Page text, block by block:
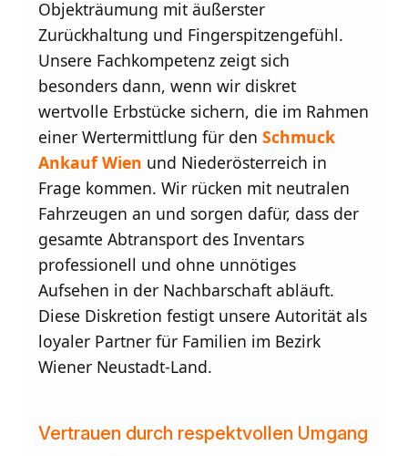
Objekträumung mit äußerster
Zurückhaltung und Fingerspitzengefühl.
Unsere Fachkompetenz zeigt sich
besonders dann, wenn wir diskret
wertvolle Erbstücke sichern, die im Rahmen
einer Wertermittlung für den Schmuck
Ankauf Wien und Niederösterreich in
Frage kommen. Wir rücken mit neutralen
Fahrzeugen an und sorgen dafür, dass der
gesamte Abtransport des Inventars
professionell und ohne unnötiges
Aufsehen in der Nachbarschaft abläuft.
Diese Diskretion festigt unsere Autorität als
loyaler Partner für Familien im Bezirk
Wiener Neustadt-Land.
Vertrauen durch respektvollen Umgang